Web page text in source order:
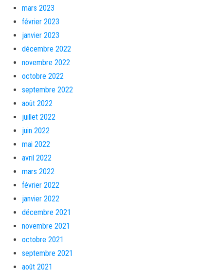
mars 2023
février 2023
janvier 2023
décembre 2022
novembre 2022
octobre 2022
septembre 2022
août 2022
juillet 2022
juin 2022
mai 2022
avril 2022
mars 2022
février 2022
janvier 2022
décembre 2021
novembre 2021
octobre 2021
septembre 2021
août 2021